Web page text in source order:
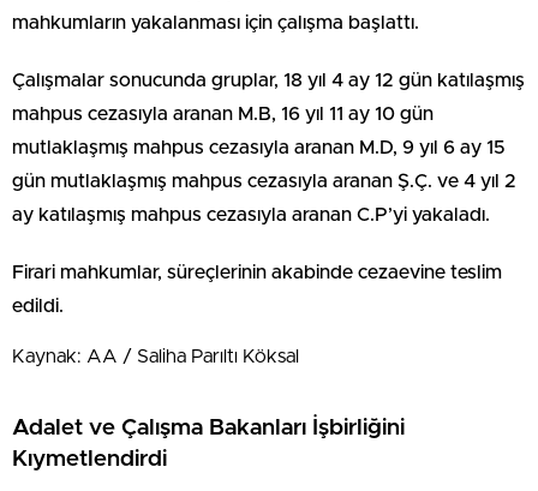
mahkumların yakalanması için çalışma başlattı.
Çalışmalar sonucunda gruplar, 18 yıl 4 ay 12 gün katılaşmış
mahpus cezasıyla aranan M.B, 16 yıl 11 ay 10 gün
mutlaklaşmış mahpus cezasıyla aranan M.D, 9 yıl 6 ay 15
gün mutlaklaşmış mahpus cezasıyla aranan Ş.Ç. ve 4 yıl 2
ay katılaşmış mahpus cezasıyla aranan C.P’yi yakaladı.
Firari mahkumlar, süreçlerinin akabinde cezaevine teslim
edildi.
Kaynak: AA / Saliha Parıltı Köksal
Adalet ve Çalışma Bakanları İşbirliğini
Kıymetlendirdi